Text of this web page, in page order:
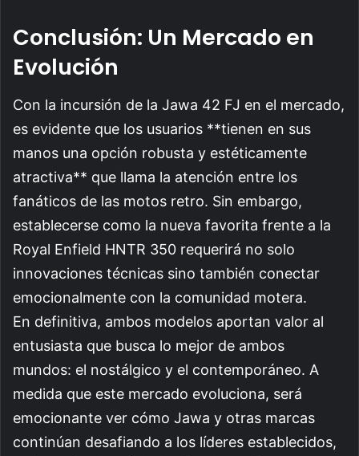
Conclusión: Un Mercado en
Evolución
Con la incursión de la Jawa 42 FJ en el mercado,
es evidente que los usuarios **tienen en sus
manos una opción robusta y estéticamente
atractiva** que llama la atención entre los
fanáticos de las motos retro. Sin embargo,
establecerse como la nueva favorita frente a la
Royal Enfield HNTR 350 requerirá no solo
innovaciones técnicas sino también conectar
emocionalmente con la comunidad motera.
En definitiva, ambos modelos aportan valor al
entusiasta que busca lo mejor de ambos
mundos: el nostálgico y el contemporáneo. A
medida que este mercado evoluciona, será
emocionante ver cómo Jawa y otras marcas
continúan desafiando a los líderes establecidos,